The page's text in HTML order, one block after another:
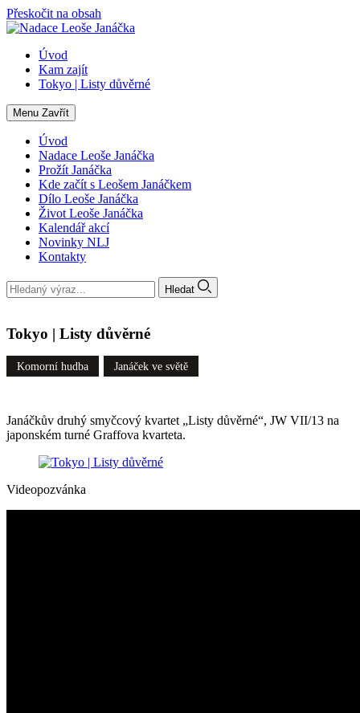
Přeskočit na obsah
Úvod
Kam zajít
Tokyo | Listy důvěrné
Menu Zavřít
Úvod
Nadace Leoše Janáčka
Prožít Janáčka
Kde začít s Leošem Janáčkem
Dílo Leoše Janáčka
Život Leoše Janáčka
Kalendář akcí
Novinky NLJ
Kontakty
Hledat
Tokyo | Listy důvěrné
Komorní hudba Janáček ve světě
Janáčkův druhý smyčcový kvartet „Listy důvěrné“, JW VII/13 na
japonském turné Graffova kvarteta.
Videopozvánka